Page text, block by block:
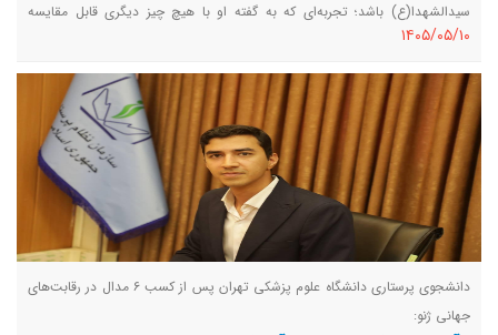
سیدالشهدا(ع) باشد؛ تجربه‌ای که به گفته او با هیچ چیز دیگری قابل مقایسه
نیست.
١٤٠٥/٠٥/١٠
دانشجوی پرستاری دانشگاه علوم پزشکی تهران پس از کسب ۶ مدال در رقابت‌های
جهانی ژنو: